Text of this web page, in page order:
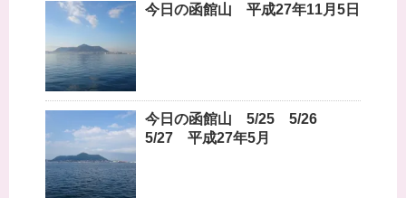
今日の函館山 平成27年11月5日
今日の函館山 5/25 5/26
5/27 平成27年5月